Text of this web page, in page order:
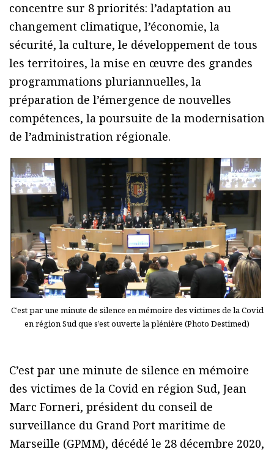
concentre sur 8 priorités: l’adaptation au
changement climatique, l’économie, la
sécurité, la culture, le développement de tous
les territoires, la mise en œuvre des grandes
programmations pluriannuelles, la
préparation de l’émergence de nouvelles
compétences, la poursuite de la modernisation
de l’administration régionale.
C’est par une minute de silence en mémoire des victimes de la Covid
en région Sud que s’est ouverte la plénière (Photo Destimed)
C’est par une minute de silence en mémoire
des victimes de la Covid en région Sud, Jean
Marc Forneri, président du conseil de
surveillance du Grand Port maritime de
Marseille (GPMM), décédé le 28 décembre 2020,